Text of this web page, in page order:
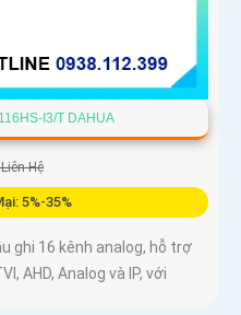
I3/T DAHUA
Hệ
5%-35%
ghi 16 kênh analog, hỗ trợ
AHD, Analog và IP, với